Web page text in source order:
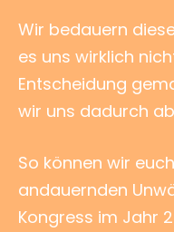
Wir bedauern
es uns wirklich
Entscheidung
wir uns dadurch
So können wir
andauernden
Kongress im Jahr